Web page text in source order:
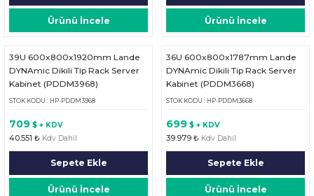
Ürünü İncele Ürünü İncele
39U 600x800x1920mm Lande
DYNAmic Dikili Tip Rack Server
Kabinet (PDDM3968)
STOK KODU : HP-PDDM3968
709 $ + KDV
40.551 ₺ Kdv Dahil
Sepete Ekle
Ürünü İncele
36U 600x800x1787mm Lande
DYNAmic Dikili Tip Rack Server
Kabinet (PDDM3668)
STOK KODU : HP-PDDM3668
699 $ + KDV
39.979 ₺ Kdv Dahil
Sepete Ekle
Ürünü İncele